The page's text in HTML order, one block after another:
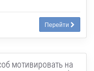
Перейти
мотивировать на